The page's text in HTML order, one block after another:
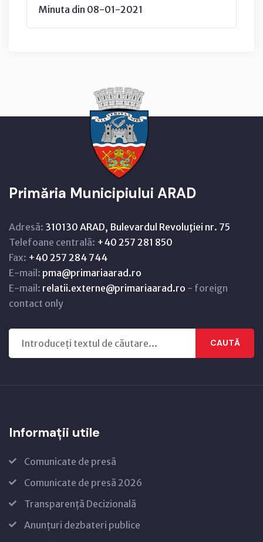
Minuta din 08-01-2021
Primăria Municipiului ARAD
Adresă: 310130 ARAD, Bulevardul Revoluţiei nr. 75
Telefoane centrală: +40 257 281 850
Fax: +40 257 284 744
E-mail: pma@primariaarad.ro
E-mail: relatii.externe@primariaarad.ro - foreign
contact only
CAUTĂ
Informații utile
Comunicate de presă
Comunicate de presă 2026
Transparență Decizională
Anunțuri dezbateri publice